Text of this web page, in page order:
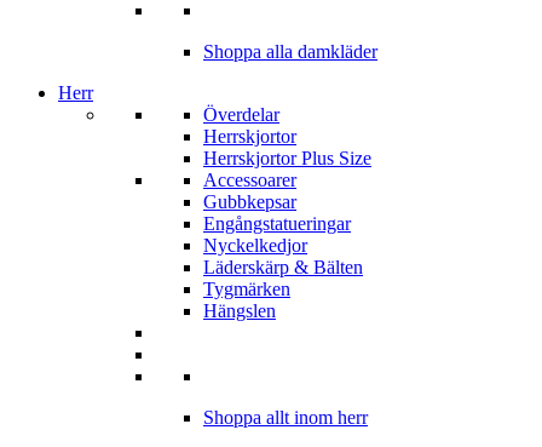
Shoppa alla damkläder
Herr
Överdelar
Herrskjortor
Herrskjortor Plus Size
Accessoarer
Gubbkepsar
Engångstatueringar
Nyckelkedjor
Läderskärp & Bälten
Tygmärken
Hängslen
Shoppa allt inom herr